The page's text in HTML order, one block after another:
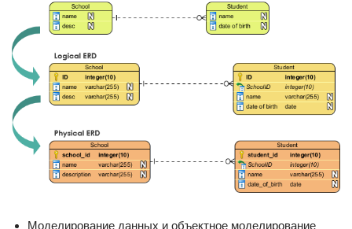
Моделирование данных и объектное моделирование